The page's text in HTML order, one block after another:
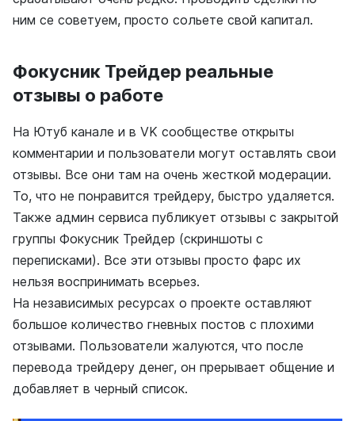
ним се советуем, просто сольете свой капитал.
Фокусник Трейдер реальные
отзывы о работе
На Ютуб канале и в VK сообществе открыты
комментарии и пользователи могут оставлять свои
отзывы. Все они там на очень жесткой модерации.
То, что не понравится трейдеру, быстро удаляется.
Также админ сервиса публикует отзывы с закрытой
группы Фокусник Трейдер (скриншоты с
переписками). Все эти отзывы просто фарс их
нельзя воспринимать всерьез.
На независимых ресурсах о проекте оставляют
большое количество гневных постов с плохими
отзывами. Пользователи жалуются, что после
перевода трейдеру денег, он прерывает общение и
добавляет в черный список.